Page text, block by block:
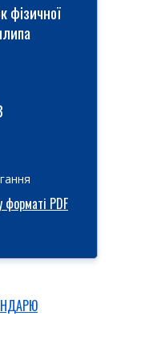
фізичної
PDF